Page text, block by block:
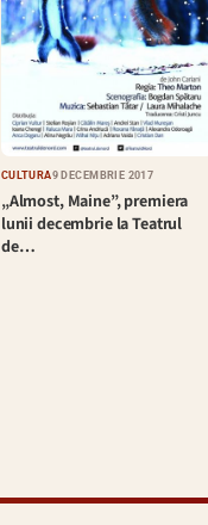
CULTURĂ9 DECEMBRIE 2017
„Almost, Maine”, premiera
lunii decembrie la Teatrul
de…